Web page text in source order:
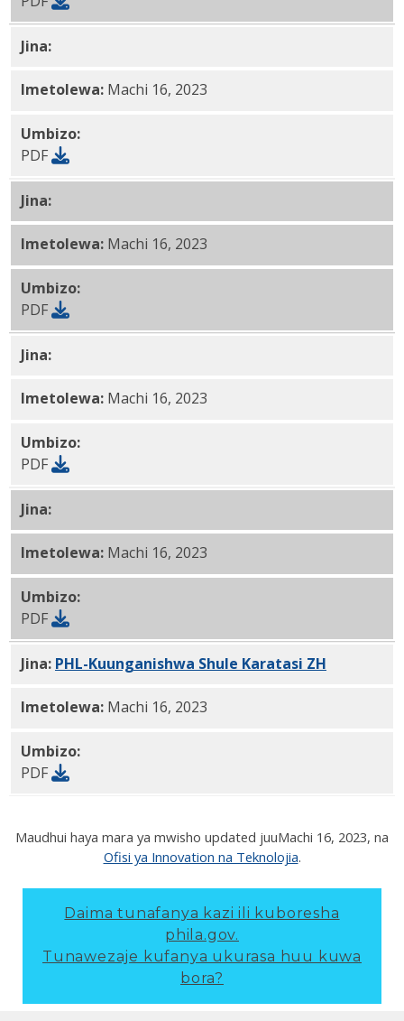
Jina:PHL-Connected Shule Karatasi SH PDF
Imetolewa: Machi 16, 2023
Umbizo:
PDF
Jina:PHLConnected Shule Karatasi SO PDF
Imetolewa: Machi 16, 2023
Umbizo:
PDF
Jina:PHL-Kuunganishwa Shule Karatasi PDF
Imetolewa: Machi 16, 2023
Umbizo:
PDF
Jina:PHL-Connected Shule Karatasi 6 PDF
Imetolewa: Machi 16, 2023
Umbizo:
PDF
Jina: PHL-Kuunganishwa Shule Karatasi ZH
Imetolewa: Machi 16, 2023
Umbizo:
PDF
Maudhui haya mara ya mwisho updated juuMachi 16, 2023, na
Ofisi ya Innovation na Teknolojia.
Daima tunafanya kazi ili kuboresha
phila.gov.
Tunawezaje kufanya ukurasa huu kuwa
bora?